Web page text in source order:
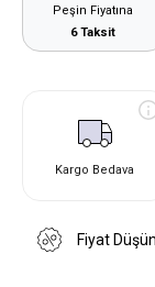
Peşin Fiyatına
6 Taksit
Kargo Bedava
Fiyat